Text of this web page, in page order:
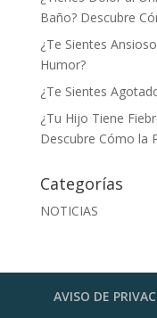
Baño? Descubre
¿Te Sientes
Humor?
¿Te Sientes
¿Tu Hijo Tiene
Descubre Cómo la
Categorías
NOTICIAS
AVISO DE